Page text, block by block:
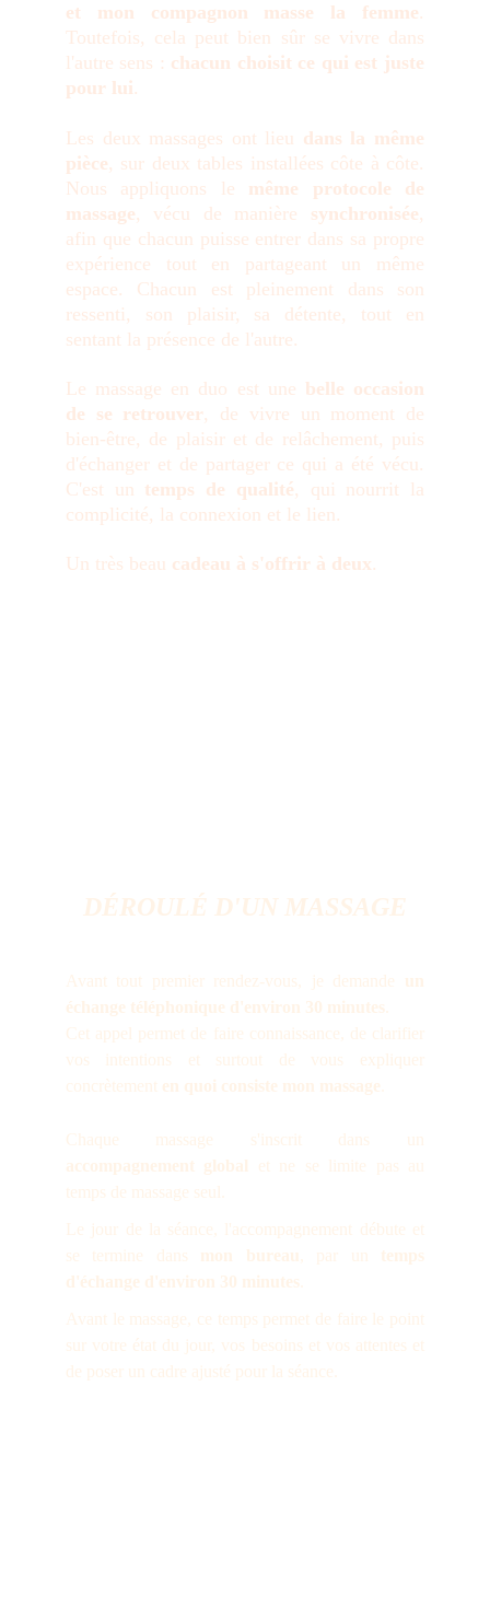
et mon compagnon masse la femme.
Toutefois, cela peut bien sûr se vivre dans
l'autre sens : chacun choisit ce qui est juste
pour lui.
Les deux massages ont lieu dans la même
pièce, sur deux tables installées côte à côte.
Nous appliquons le même protocole de
massage, vécu de manière synchronisée,
afin que chacun puisse entrer dans sa propre
expérience tout en partageant un même
espace. Chacun est pleinement dans son
ressenti, son plaisir, sa détente, tout en
sentant la présence de l'autre.
Le massage en duo est une belle occasion
de se retrouver, de vivre un moment de
bien-être, de plaisir et de relâchement, puis
d'échanger et de partager ce qui a été vécu.
C'est un temps de qualité, qui nourrit la
complicité, la connexion et le lien.
Un très beau cadeau à s'offrir à deux.
Avant tout premier rendez-vous, je demande un
échange téléphonique d'environ 30 minutes
Cet appel permet de faire connaissance, de clarifier
vos intentions et surtout de vous expliquer
concrètement en quoi consiste mon massage
Chaque massage s'inscrit dans un
accompagnement global et ne se limite pas au
tem ps de massage seul.
Le jour de la séance, l'accompagnement débute et
se termine dans mon bureau , par un temps
d'échange d'environ 30 minutes
Avant le massage, ce temps permet de faire le point
sur votre état du jour, vos besoins et vos attentes et
de poser un cadre ajusté pour la séance.
DÉROULÉ D'UN MASSAGE